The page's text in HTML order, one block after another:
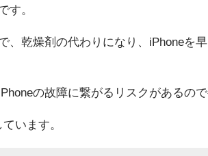
す。
、乾燥剤の代わりになり、iPhoneを
の故障に繋がるリスクがあるので
います。